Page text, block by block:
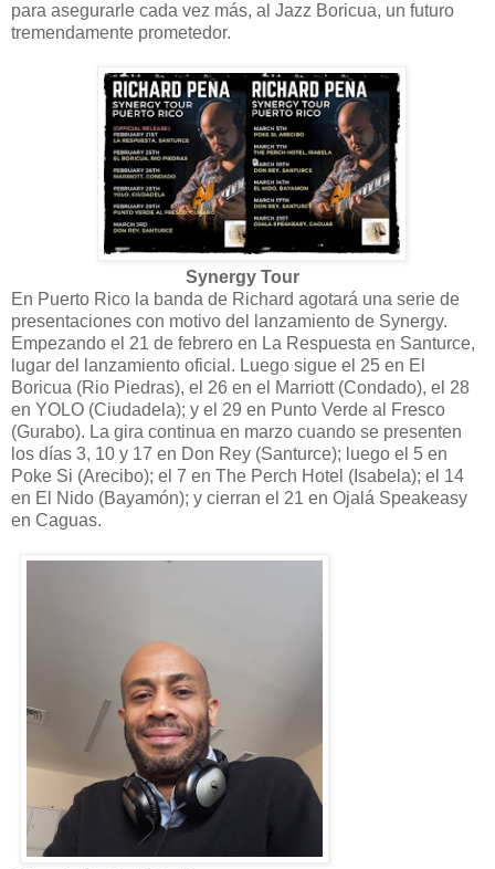
para asegurarle cada vez más, al Jazz Boricua, un futuro
tremendamente prometedor.
Synergy Tour
En Puerto Rico la banda de Richard agotará una serie de
presentaciones con motivo del lanzamiento de Synergy.
Empezando el 21 de febrero en La Respuesta en Santurce,
lugar del lanzamiento oficial. Luego sigue el 25 en El
Boricua (Rio Piedras), el 26 en el Marriott (Condado), el 28
en YOLO (Ciudadela); y el 29 en Punto Verde al Fresco
(Gurabo). La gira continua en marzo cuando se presenten
los días 3, 10 y 17 en Don Rey (Santurce); luego el 5 en
Poke Si (Arecibo); el 7 en The Perch Hotel (Isabela); el 14
en El Nido (Bayamón); y cierran el 21 en Ojalá Speakeasy
en Caguas.